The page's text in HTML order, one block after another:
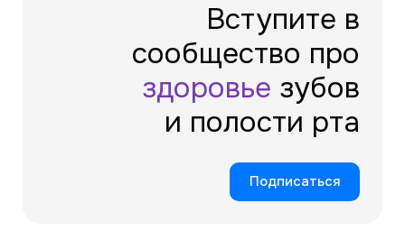
Вступите в
сообщество про
здоровье зубов
и полости рта
Подписаться